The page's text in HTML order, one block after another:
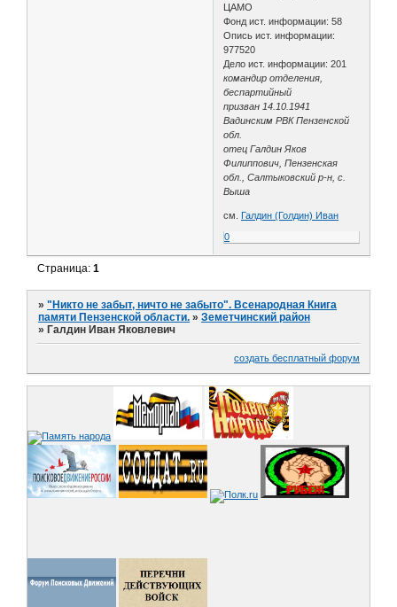
ЦАМО
Фонд ист. информации: 58
Опись ист. информации:
977520
Дело ист. информации: 201
командир отделения,
беспартийный
призван 14.10.1941
Вадинским РВК Пензенской
обл.
отец Галдин Яков
Филиппович, Пензенская
обл., Салтыковский р-н, с.
Выша
см. Галдин (Голдин) Иван
0
Страница:1
»"Никто не забыт, ничто не забыто". Всенародная Книга
памяти Пензенской области. »Земетчинский район
» Галдин Иван Яковлевич
создать бесплатный форум